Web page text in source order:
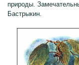
природы.
Бастрыкин.